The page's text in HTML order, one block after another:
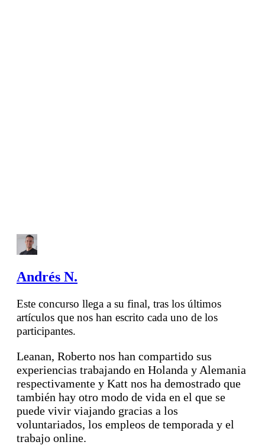
Andrés N.
Este concurso llega a su final, tras los últimos
artículos que nos han escrito cada uno de los
participantes.
Leanan, Roberto nos han compartido sus
experiencias trabajando en Holanda y Alemania
respectivamente y Katt nos ha demostrado que
también hay otro modo de vida en el que se
puede vivir viajando gracias a los
voluntariados, los empleos de temporada y el
trabajo online.